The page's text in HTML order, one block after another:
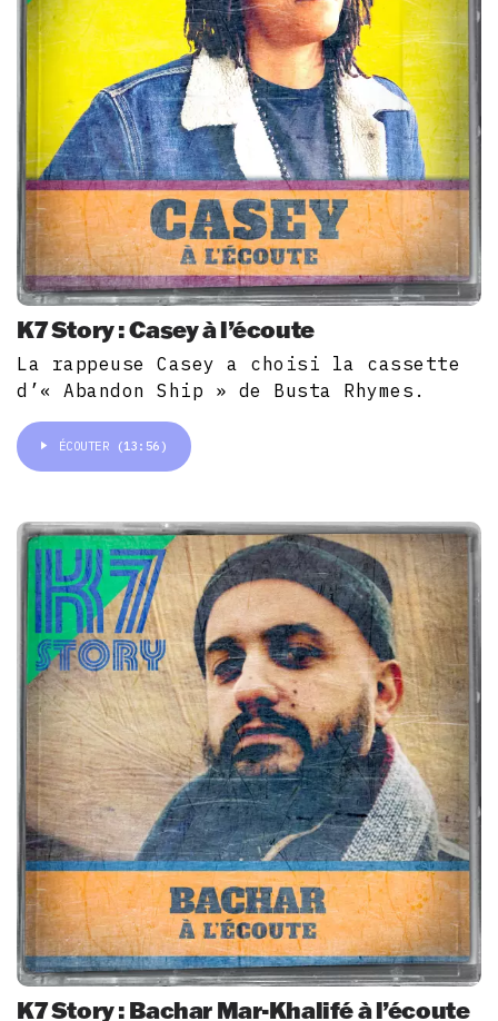
K7 Story : Casey à l’écoute
La rappeuse Casey a choisi la cassette
d’« Abandon Ship » de Busta Rhymes.
ÉCOUTER (13:56)
K7 Story : Bachar Mar-Khalifé à l’écoute